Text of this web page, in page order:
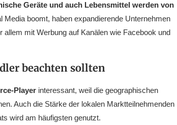
Geräte und auch Lebensmittel werden von
Media boomt, haben expandierende Unternehmen
allem mit Werbung auf Kanälen wie Facebook und
beachten sollten
Player interessant, weil die geographischen
Auch die Stärke der lokalen Marktteilnehmenden
wird am häufigsten genutzt.